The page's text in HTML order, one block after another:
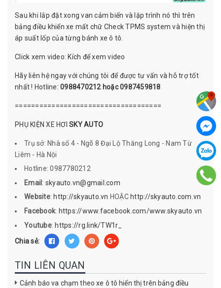
Sau khi lắp đặt xong van cảm biến và lập trình nó thì trên
bảng điều khiển xe mất chữ Check TPMS system và hiện thị
áp suất lốp của từng bánh xe ô tô.
Click xem video:Kích để xem video
Hãy liên hệ ngay với chúng tôi để được tư vấn và hỗ trợ tốt
nhất ! Hotline: 0988470212 hoặc 0987459818
====================================
PHỤ KIỆN XE HƠI SKY AUTO
Trụ sở: Nhà số 4 - Ngõ 8 Đại Lộ Thăng Long - Nam Từ
Liêm - Hà Nội
Hotline: 0987780212
Email : skyauto.vn@gmail.com
Website: http://skyauto.vn HOẶC http://skyauto.com.vn
Facebook: https://www.facebook.com/www.skyauto.vn
Youtube:https://rg.link/TW1r_
Chia sẻ:
TIN LIÊN QUAN
Cảnh báo va chạm theo xe ô tô hiển thị trên bảng điều